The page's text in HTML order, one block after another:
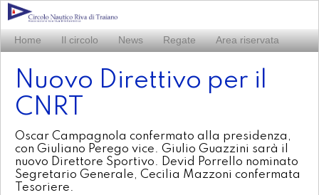
Home Il circolo News Regate Area riservata
Nuovo Direttivo per il
CNRT
Oscar Campagnola confermato alla presidenza,
con Giuliano Perego vice. Giulio Guazzini sarà il
nuovo Direttore Sportivo. Devid Porrello nominato
Segretario Generale, Cecilia Mazzoni confermata
Tesoriere.